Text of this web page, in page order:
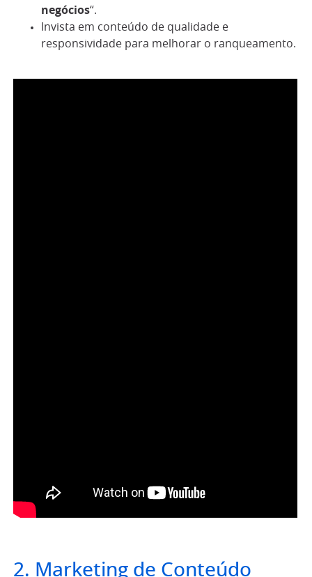
negócios“.
Invista em conteúdo de qualidade e
responsividade para melhorar o ranqueamento.
2. Marketing de Conteúdo